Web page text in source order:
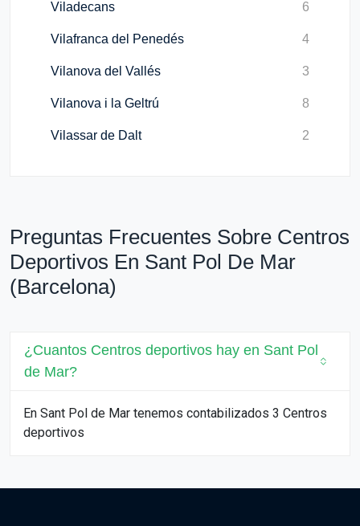
Viladecans 6
Vilafranca del Penedés 4
Vilanova del Vallés 3
Vilanova i la Geltrú 8
Vilassar de Dalt 2
Preguntas Frecuentes Sobre Centros
Deportivos En Sant Pol De Mar
(Barcelona)
¿Cuantos Centros deportivos hay en Sant Pol
de Mar?
En Sant Pol de Mar tenemos contabilizados 3 Centros
deportivos